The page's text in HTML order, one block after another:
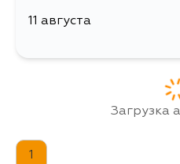
11 августа
Загрузка
1